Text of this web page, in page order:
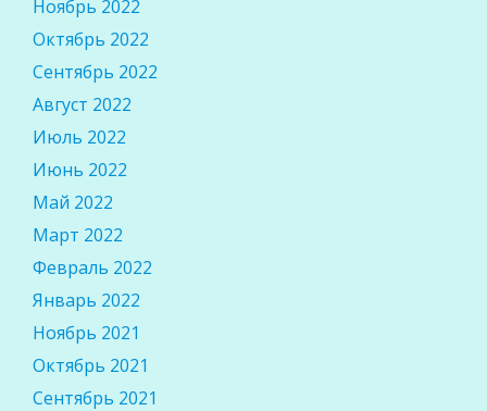
Ноябрь 2022
Октябрь 2022
Сентябрь 2022
Август 2022
Июль 2022
Июнь 2022
Май 2022
Март 2022
Февраль 2022
Январь 2022
Ноябрь 2021
Октябрь 2021
Сентябрь 2021